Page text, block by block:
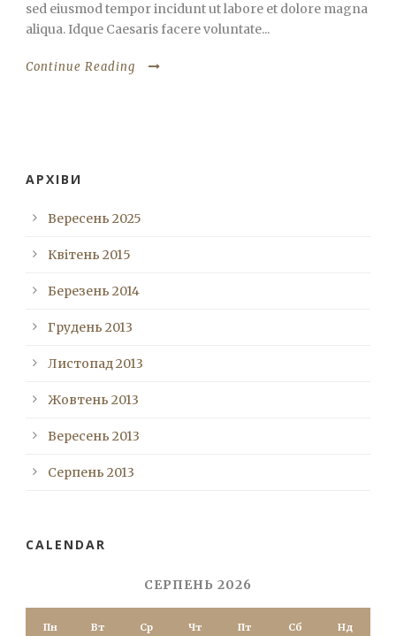
sed eiusmod tempor incidunt ut labore et dolore magna
aliqua. Idque Caesaris facere voluntate...
Continue Reading
АРХІВИ
Вересень 2025
Квітень 2015
Березень 2014
Грудень 2013
Листопад 2013
Жовтень 2013
Вересень 2013
Серпень 2013
CALENDAR
СЕРПЕНЬ 2026
Пн Вт Ср Чт Пт Сб Нд